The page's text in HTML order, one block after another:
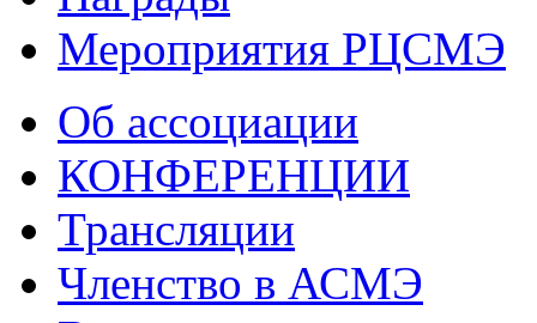
Мероприятия РЦСМЭ
Об ассоциации
КОНФЕРЕНЦИИ
Трансляции
Членство в АСМЭ